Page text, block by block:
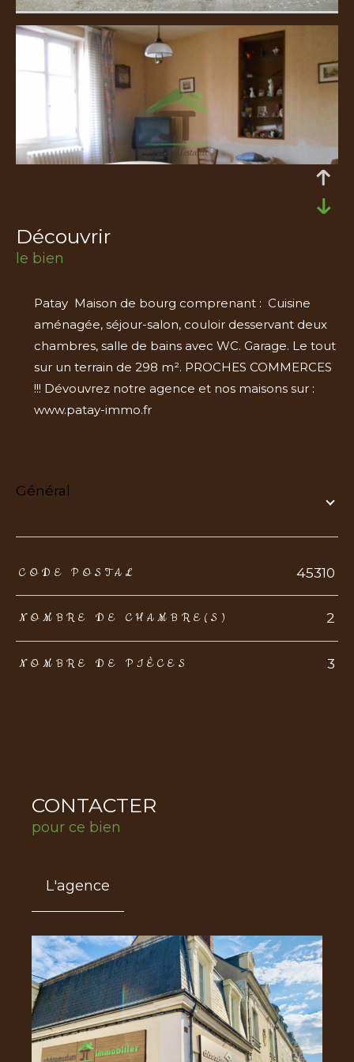
découvrir
le bien
Patay Maison de bourg comprenant : Cuisine
aménagée, séjour-salon, couloir desservant deux
chambres, salle de bains avec WC. Garage. Le tout
sur un terrain de 298 m². PROCHES COMMERCES
!!! Dévouvrez notre agence et nos maisons sur :
www.patay-immo.fr
général
TRAD_ZEPHYR_Caracteristique TRAD_ZEPHYR_Valeurs
CODE POSTAL 45310
NOMBRE DE CHAMBRE(S) 2
NOMBRE DE PIÈCES 3
CONTACTER
pour ce bien
L'agence